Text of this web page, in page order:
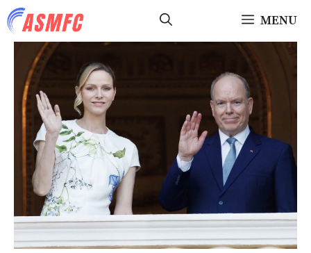
Aller
au
contenu
MENU